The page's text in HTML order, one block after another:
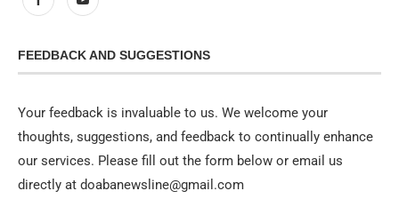
FEEDBACK AND SUGGESTIONS
Your feedback is invaluable to us. We welcome your
thoughts, suggestions, and feedback to continually enhance
our services. Please fill out the form below or email us
directly at doabanewsline@gmail.com